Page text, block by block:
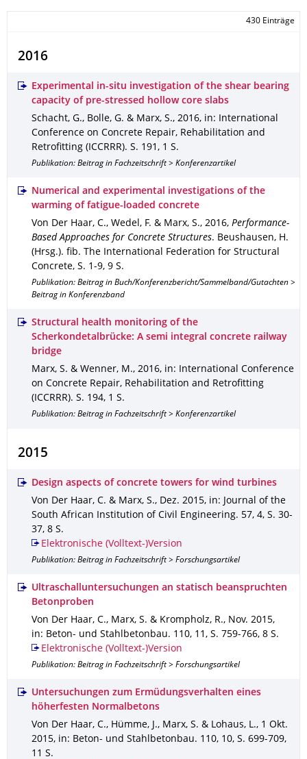
430 Einträge
2016
Experimental in-situ investigation of the shear bearing
capacity of pre-stressed hollow core slabs
Schacht, G., Bolle, G. & Marx, S., 2016, in: International
Conference on Concrete Repair, Rehabilitation and
Retrofitting (ICCRRR). S. 191 , 1 S.
Publikation: Beitrag in Fachzeitschrift > Konferenzartikel
Numerical and experimental investigations of the
warming of fatigue-loaded concrete
Von Der Haar, C., Wedel, F. & Marx, S., 2016, Performance-
Based Approaches for Concrete Structures. Beushausen, H.
(Hrsg.). fib. The International Federation for Structural
Concrete, S. 1-9, 9 S.
Publikation: Beitrag in Buch/Konferenzbericht/Sammelband/Gutachten >
Beitrag in Konferenzband
Structural health monitoring of the
Scherkondetalbrücke: A semi integral concrete railway
bridge
Marx, S. & Wenner, M., 2016, in: International Conference
on Concrete Repair, Rehabilitation and Retrofitting
(ICCRRR). S. 194, 1 S.
Publikation: Beitrag in Fachzeitschrift > Konferenzartikel
2015
Design aspects of concrete towers for wind turbines
Von Der Haar, C. & Marx, S., Dez. 2015, in: Journal of the
South African Institution of Civil Engineering. 57, 4, S. 30-
37, 8 S.
Elektronische (Volltext-)Version
Publikation: Beitrag in Fachzeitschrift > Forschungsartikel
Ultraschalluntersuchungen an statisch beanspruchten
Betonproben
Von Der Haar, C., Marx, S. & Krompholz, R., Nov. 2015,
in: Beton- und Stahlbetonbau. 110, 11 , S. 759-766, 8 S.
Elektronische (Volltext-)Version
Publikation: Beitrag in Fachzeitschrift > Forschungsartikel
Untersuchungen zum Ermüdungsverhalten eines
höherfesten Normalbetons
Von Der Haar, C., Hümme, J., Marx, S. & Lohaus, L., 1 Okt.
2015, in: Beton- und Stahlbetonbau. 110, 10, S. 699-709,
11 S.